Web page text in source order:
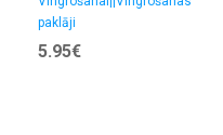
paklāji
5.95€